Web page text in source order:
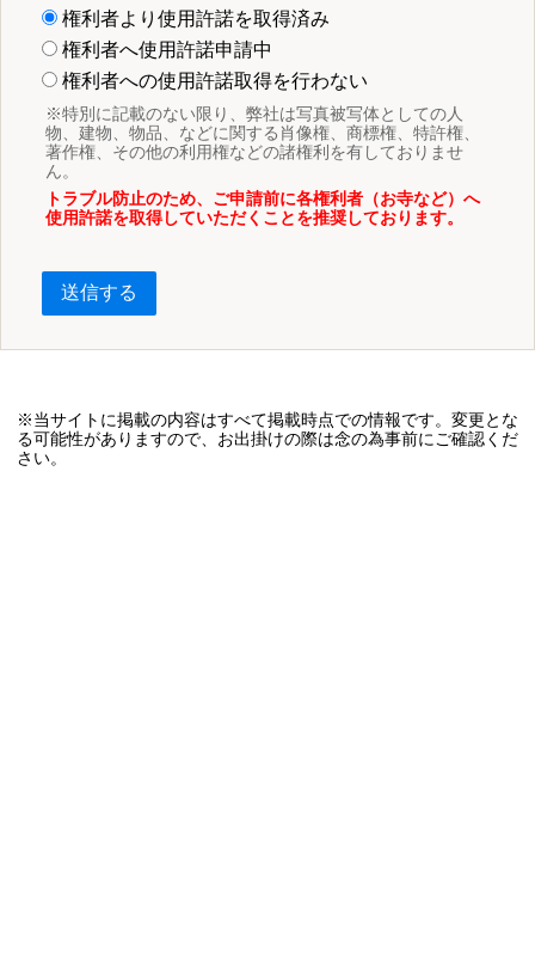
権利者より使用許諾を取得済み
権利者へ使用許諾申請中
権利者への使用許諾取得を行わない
※特別に記載のない限り、弊社は写真被写体としての人
物、建物、物品、などに関する肖像権、商標権、特許権、
著作権、その他の利用権などの諸権利を有しておりませ
ん。
トラブル防止のため、ご申請前に各権利者（お寺など）へ
使用許諾を取得していただくことを推奨しております。
送信する
※当サイトに掲載の内容はすべて掲載時点での情報です。変更とな
る可能性がありますので、お出掛けの際は念の為事前にご確認くだ
さい。